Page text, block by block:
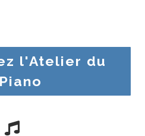
l'Atelier du
Piano
